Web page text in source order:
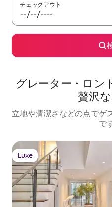
チェックアウト
グレーター・ロン
贅⁠沢⁠
立地や清潔さなどの点でゲ
で
Luxe
Luxe